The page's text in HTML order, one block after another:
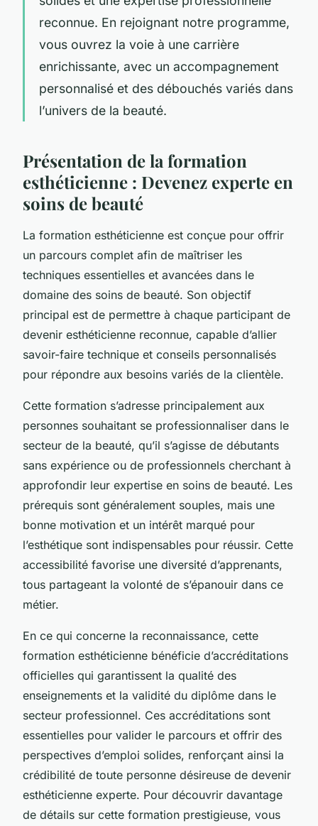
reconnue. En rejoignant notre programme,
vous ouvrez la voie à une carrière
enrichissante, avec un accompagnement
personnalisé et des débouchés variés dans
l’univers de la beauté.
Présentation de la formation
esthéticienne : Devenez experte en
soins de beauté
La formation esthéticienne est conçue pour offrir
un parcours complet afin de maîtriser les
techniques essentielles et avancées dans le
domaine des soins de beauté. Son objectif
principal est de permettre à chaque participant de
devenir esthéticienne reconnue, capable d’allier
savoir-faire technique et conseils personnalisés
pour répondre aux besoins variés de la clientèle.
Cette formation s’adresse principalement aux
personnes souhaitant se professionnaliser dans le
secteur de la beauté, qu’il s’agisse de débutants
sans expérience ou de professionnels cherchant à
approfondir leur expertise en soins de beauté. Les
prérequis sont généralement souples, mais une
bonne motivation et un intérêt marqué pour
l’esthétique sont indispensables pour réussir. Cette
accessibilité favorise une diversité d’apprenants,
tous partageant la volonté de s’épanouir dans ce
métier.
En ce qui concerne la reconnaissance, cette
formation esthéticienne bénéficie d’accréditations
officielles qui garantissent la qualité des
enseignements et la validité du diplôme dans le
secteur professionnel. Ces accréditations sont
essentielles pour valider le parcours et offrir des
perspectives d’emploi solides, renforçant ainsi la
crédibilité de toute personne désireuse de devenir
esthéticienne experte. Pour découvrir davantage
de détails sur cette formation prestigieuse, vous